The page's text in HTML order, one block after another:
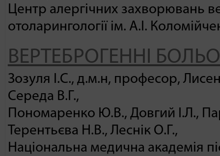
Центр алергічних захворювань
отоларингології ім. А.І.
ВЕРТЕБРОГЕННІ
Зозуля І.С., д.м.н, професор,
Середа В.Г.,
Пономаренко Ю.В., Довгий І.Л.,
Терентьєва Н.В., Леснік О.Г.,
Національна медична академія